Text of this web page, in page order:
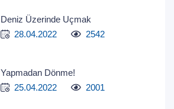
Deniz Üzerinde Uçmak
28.04.2022
2542
Yapmadan Dönme!
25.04.2022
2001